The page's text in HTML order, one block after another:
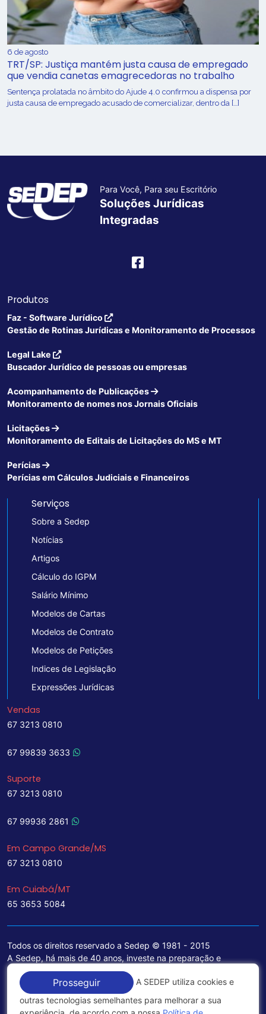
6 de agosto
TRT/SP: Justiça mantém justa causa de empregado
que vendia canetas emagrecedoras no trabalho
Sentença prolatada no âmbito do Ajude 4.0 confirmou a dispensa por
justa causa de empregado acusado de comercializar, dentro da […]
Para Você, Para seu Escritório
Soluções Jurídicas
Integradas
Produtos
Faz - Software Jurídico
Gestão de Rotinas Jurídicas e Monitoramento de Processos
Legal Lake
Buscador Jurídico de pessoas ou empresas
Acompanhamento de Publicações
Monitoramento de nomes nos Jornais Oficiais
Licitações
Monitoramento de Editais de Licitações do MS e MT
Perícias
Perícias em Cálculos Judiciais e Financeiros
Serviços
Sobre a Sedep
Notícias
Artigos
Cálculo do IGPM
Salário Mínimo
Modelos de Cartas
Modelos de Contrato
Modelos de Petições
Indices de Legislação
Expressões Jurídicas
Vendas
67 3213 0810
67 99839 3633
Suporte
67 3213 0810
67 99936 2861
Em Campo Grande/MS
67 3213 0810
Em Cuiabá/MT
65 3653 5084
Todos os direitos reservado a Sedep © 1981 - 2015
A Sedep, há mais de 40 anos, investe na preparação e
treinamento de funcionários e na aquisição de tecnologia de
ponta para a ampliação de seu portfólio de serviços voltados
para a área jurídica, que contemplam informações seguras e
excelentes soluções empresariais.
Prosseguir
A SEDEP utiliza cookies e
outras tecnologias semelhantes para melhorar a sua